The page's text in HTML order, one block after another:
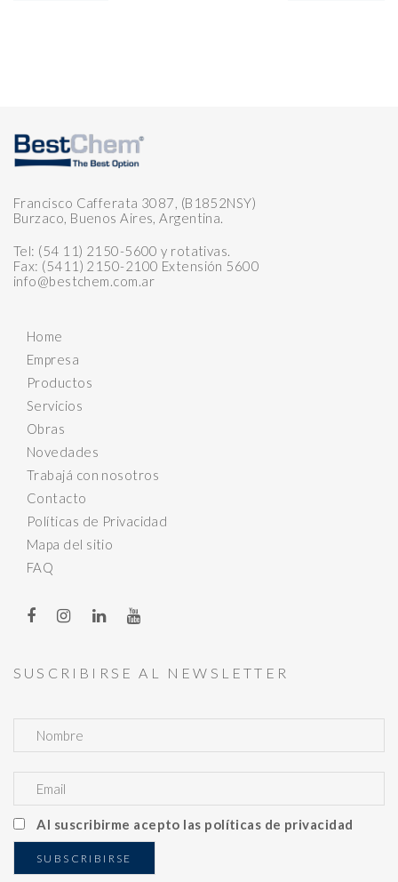
Francisco Cafferata 3087, (B1852NSY)
Burzaco, Buenos Aires, Argentina.
Tel: (54 11) 2150-5600 y rotativas.
Fax: (5411) 2150-2100 Extensión 5600
info@bestchem.com.ar
Home
Empresa
Productos
Servicios
Obras
Novedades
Trabajá con nosotros
Contacto
Políticas de Privacidad
Mapa del sitio
FAQ
SUSCRIBIRSE AL NEWSLETTER
Al suscribirme acepto las políticas de privacidad